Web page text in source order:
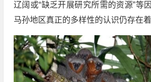
辽阔或“缺乏开展研究所需的资源”等
马孙地区真正的多样性的认识仍存在着